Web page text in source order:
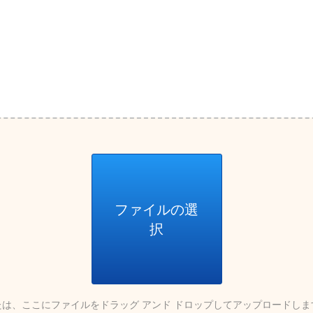
ファイルの選
択
は、ここにファイルをドラッグ アンド ドロップしてアップロードしま